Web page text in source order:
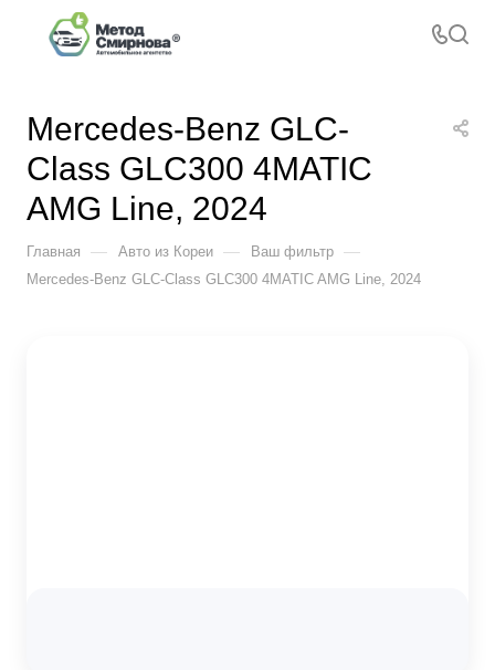
Mercedes-Benz GLC-
Class GLC300 4MATIC
AMG Line, 2024
Главная — Авто из Кореи — Ваш фильтр —
Mercedes-Benz GLC-Class GLC300 4MATIC AMG Line, 2024